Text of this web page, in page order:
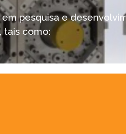
pesquisa e
tais como: